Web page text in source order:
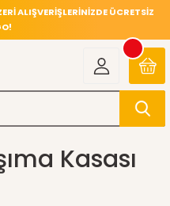
ALIŞVERİŞLERİNİZDE ÜCRETSİZ
Kasası